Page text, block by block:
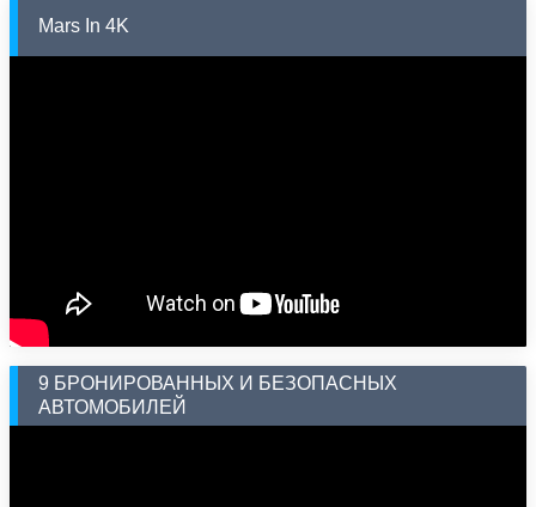
Mars In 4K
9 БРОНИРОВАННЫХ И БЕЗОПАСНЫХ
АВТОМОБИЛЕЙ